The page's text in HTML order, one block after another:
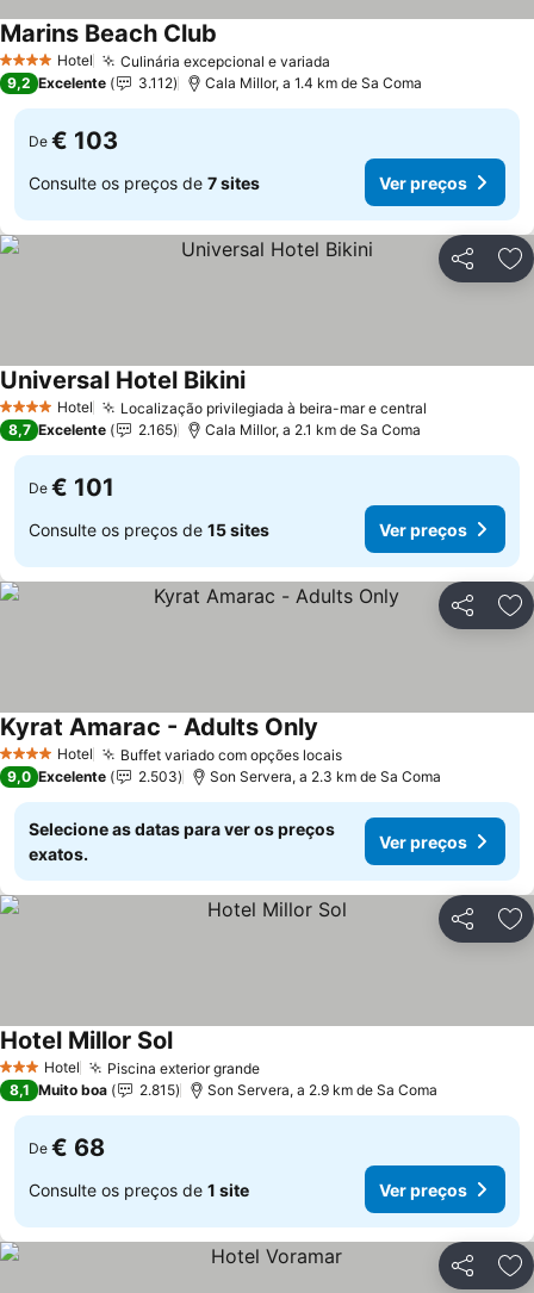
4 EstrelasHotel Culinária excepcional e variada
Marins Beach Club
9,2 Excelente 3.112 Cala Millor, a 1.4 km de Sa Coma
De € 103
Consulte os preços de 7 sites Ver preços
Partilhar
4 EstrelasHotel Localização privilegiada à beira-mar e central
Universal Hotel BikiniVer preços
8,7 Excelente 2.165 Cala Millor, a 2.1 km de Sa Coma
De € 101
Consulte os preços de 15 sites Ver preços
Partilhar
4 EstrelasHotel Buffet variado com opções locaisVer preços
Kyrat Amarac - Adults Only
9,0 Excelente 2.503 Son Servera, a 2.3 km de Sa Coma
Selecione as datas para ver os preços
exatos.
Ver preços
Partilhar
3 EstrelasHotel Piscina exterior grandeVer preços
Hotel Millor SolVer preços
8,1 Muito boa 2.815 Son Servera, a 2.9 km de Sa Coma
De € 68
Consulte os preços de 1 site Ver preços
Partilhar